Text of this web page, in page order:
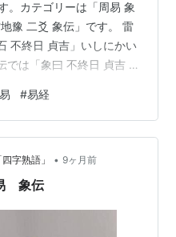
。カテゴリーは「周易 象
豫 二爻 象伝」です。 雷
不終日 貞吉」いしにかい
では「象曰 不終日 貞吉 以
爻」は「中」を得ていて
すから、固く強い意志を
その日のうちに立ち上が
、そういうことなんだ。
水解 二爻」です「田獲三
#易経
字熟語」 • 9ヶ月前
象伝